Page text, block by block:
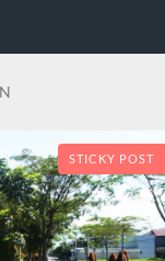
STICKY POST